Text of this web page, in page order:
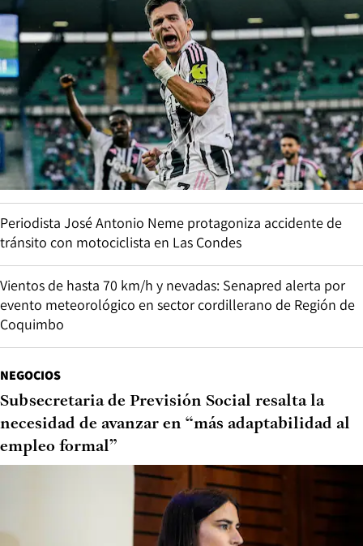
Periodista José Antonio Neme protagoniza accidente de
tránsito con motociclista en Las Condes
Vientos de hasta 70 km/h y nevadas: Senapred alerta por
evento meteorológico en sector cordillerano de Región de
Coquimbo
NEGOCIOS
Subsecretaria de Previsión Social resalta la
necesidad de avanzar en “más adaptabilidad al
empleo formal”